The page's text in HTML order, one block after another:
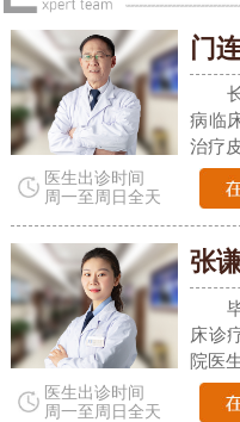
医生出诊时间
周一至周日全天
门
病临
治疗
医生出诊时间
周一至周日全天
张
床诊
院医